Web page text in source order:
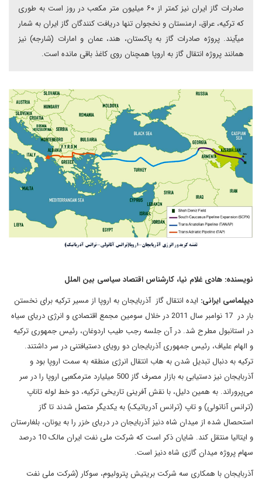
صادرات گاز ایران نیز کمتر از ۶۰ میلیون متر مکعب در روز است به طوری
که ترکیه، عراق، ارمنستان و نخجوان تنها دریافت کنندگان گاز ایران به شمار
می‎آیند. پروژه صادرات گاز به پاکستان، هند، عمان و امارات (شارجه) نیز
همانند پروژه انتقال گاز به اروپا همچنان روی کاغذ باقی مانده است.
نویسنده: هادی غلام نیا، کارشناس اقتصاد سیاسی بین الملل
دیپلماسی ایرانی: ایده انتقال گاز آذربایجان به اروپا از مسیر ترکیه برای نخستن
بار در 17 نوامبر سال 2011 در خلال سومین مجمع اقتصادی و انرژی دریای سیاه
در استانبول مطرح شد. در آن جلسه رجب طیب اردوغان، رئیس جمهوری ترکیه
و الهام علی‎اف، رئیس جمهوری آذربایجان دو رویای دست‎یافتنی در سر داشتند.
ترکیه به دنبال تبدیل شدن به هاب انتقال انرژی منطقه به سمت اروپا بود و
آذربایجان نیز دستیابی به بازار مصرف گاز 500 میلیارد مترمکعبی اروپا را در سر
می‌پروراند. به همین دلیل، با نقش آفرینی تاریخی ترکیه، دو خط لوله تاناپ
(ترانس آناتولی) و تاپ (ترانس آدریاتیک) به یکدیگر متصل شدند تا گاز
استحصال شده از میدان شاه دنیز آذربایجان در دریای خزر را به یونان، بلغارستان
و ایتالیا منتقل کند. شایان ذکر است که شرکت ملی نفت ایران مالک 10 درصد
سهام پروژه میدان گازی شاه دنیز است.
آذربایجان با همکاری سه شرکت بریتیش پترولیوم، سوکار (شرکت ملی نفت